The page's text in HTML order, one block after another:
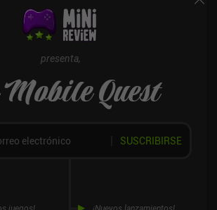
presenta,
Mobile Quest
SUSCRIBIRSE